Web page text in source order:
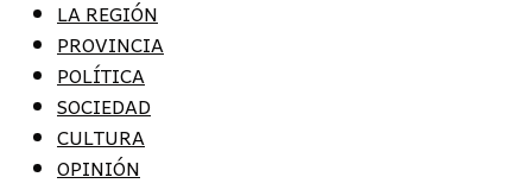
LA REGIÓN
PROVINCIA
POLÍTICA
SOCIEDAD
CULTURA
OPINIÓN